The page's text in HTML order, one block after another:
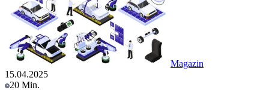
Magazin
15.04.2025
20 Min.